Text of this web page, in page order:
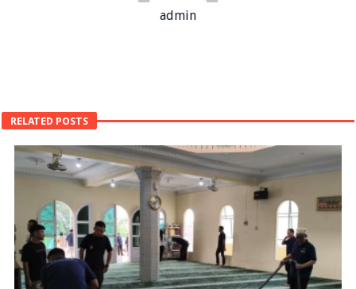
admin
RELATED POSTS